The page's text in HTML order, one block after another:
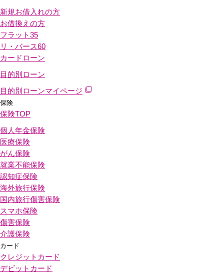
新規お借入れの方
お借換えの方
フラット35
リ・バース60
カードローン
目的別ローン
目的別ローンマイページ
保険
保険TOP
個人年金保険
医療保険
がん保険
就業不能保険
認知症保険
海外旅行保険
国内旅行傷害保険
スマホ保険
傷害保険
介護保険
カード
クレジットカード
デビットカード